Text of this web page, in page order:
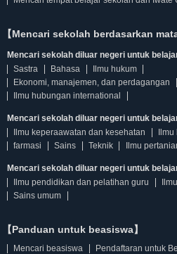
【Mencari sekolah berdasarkan
Mencari sekolah diluar negeri untuk
Sastra
Bahasa
Ilmu hukum
Ekonomi, manajemen, dan perdagangan
Ilmu hubungan international
Mencari sekolah diluar negeri untuk
Ilmu keperaawatan dan kesehatan
farmasi
Sains Teknik Ilmu
Mencari sekolah diluar negeri untuk
Ilmu pendidikan dan pelatihan guru
Sains umum
【Panduan untuk beasiswa】
Mencari beasiswa
Pendaftaran untuk